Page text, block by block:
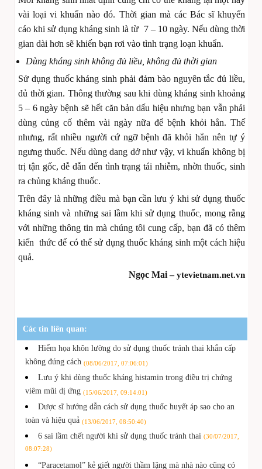
vài loại vi khuẩn nào đó. Thời gian mà các Bác sĩ khuyến
cáo khi sử dụng kháng sinh là từ 7 – 10 ngày. Nếu dùng thời
gian dài hơn sẽ khiến bạn rơi vào tình trạng loạn khuẩn.
Dùng kháng sinh không đủ liều, không đủ thời gian
Sử dụng thuốc kháng sinh phải đảm bào nguyên tắc đủ liều,
đủ thời gian. Thông thường sau khi dùng kháng sinh khoảng
5 – 6 ngày bệnh sẽ hết căn bản dấu hiệu nhưng bạn vẫn phải
dùng củng cố thêm vài ngày nữa để bệnh khỏi hẳn. Thế
nhưng, rất nhiều người cứ ngỡ bệnh đã khỏi hẳn nên tự ý
ngưng thuốc. Nếu dùng dang dở như vậy, vi khuẩn không bị
trị tận gốc, dễ dẫn đến tình trạng tái nhiễm, nhờn thuốc, sinh
ra chủng kháng thuốc.
Trên đây là những điều mà bạn cần lưu ý khi sử dụng thuốc
kháng sinh và những sai lầm khi sử dụng thuốc, mong rằng
với những thông tin mà chúng tôi cung cấp, bạn đã có thêm
kiến thức để có thể sử dụng thuốc kháng sinh một cách hiệu
quả.
Ngọc Mai –ytevietnam.net.vn
Các tin liên quan:
Hiểm họa khôn lường do sử dụng thuốc tránh thai khẩn cấp
không đúng cách (08/06/2017, 07:06:01)
Lưu ý khi dùng thuốc kháng histamin trong điều trị chứng
viêm mũi dị ứng (15/06/2017, 09:14:01)
Dược sĩ hướng dẫn cách sử dụng thuốc huyết áp sao cho an
toàn và hiệu quả (13/06/2017, 08:50:40)
6 sai lầm chết người khi sử dụng thuốc tránh thai (30/07/2017,
08:07:28)
“Paracetamol” kẻ giết người thầm lặng mà nhà nào cũng có